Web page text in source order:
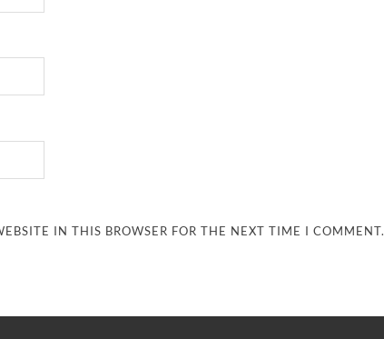
IN THIS BROWSER FOR THE NEXT TIME I COMMENT.